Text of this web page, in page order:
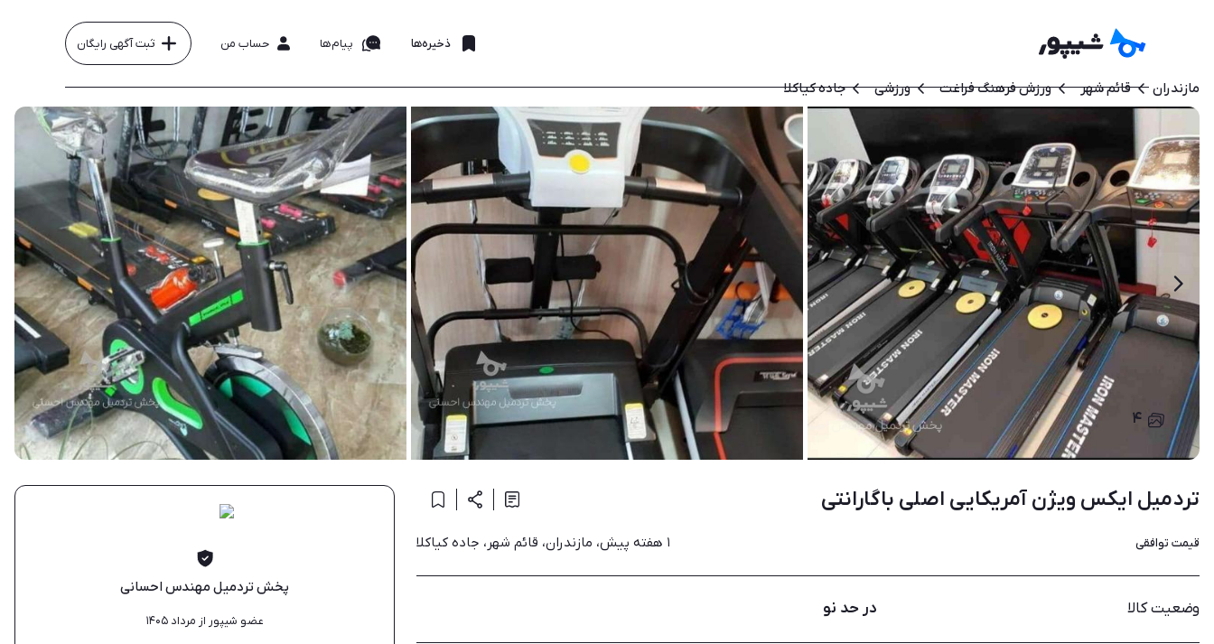
ذخیره‌ها پیام‌ها حساب من ثبت آگهی رایگان
مازندران قائم شهر ورزش فرهنگ فراغت ورزشی جاده کیاکلا
۴
تردمیل ایکس ویژن آمریکایی اصلی باگارانتی
قیمت توافقی ۱ هفته پیش، مازندران، قائم شهر، جاده کیاکلا
وضعیت کالا در حد نو
پخش تردمیل مهندس احسانی
عضو شیپور از مرداد ۱۴۰۵